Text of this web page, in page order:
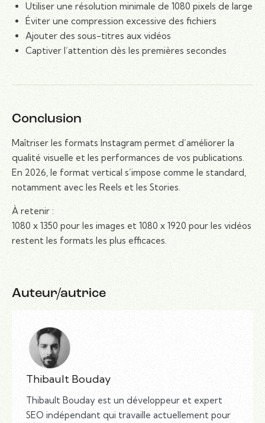
Utiliser une résolution minimale de 1080 pixels de large
Éviter une compression excessive des fichiers
Ajouter des sous-titres aux vidéos
Captiver l’attention dès les premières secondes
Conclusion
Maîtriser les formats Instagram permet d’améliorer la
qualité visuelle et les performances de vos publications.
En 2026, le format vertical s’impose comme le standard,
notamment avec les Reels et les Stories.
À retenir :
1080 x 1350 pour les images et 1080 x 1920 pour les vidéos
restent les formats les plus efficaces.
Auteur/autrice
Thibault Bouday
Thibault Bouday est un développeur et expert
SEO indépendant qui travaille actuellement pour